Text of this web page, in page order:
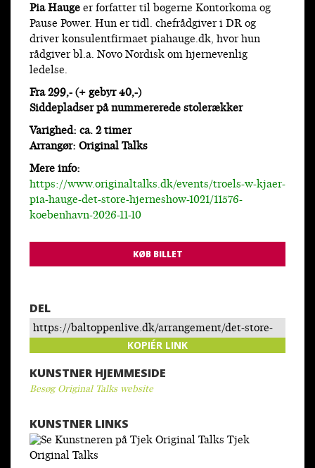
Pia Haugeer forfatter til bøgerne Kontorkoma og
Pause Power. Hun er tidl. chefrådgiver i DR og
driver konsulentfirmaet piahauge.dk, hvor hun
rådgiver bl.a. Novo Nordisk om hjernevenlig
ledelse.
Fra 299,- (+ gebyr 40,-)
Siddepladser på nummererede stolerækker
Varighed: ca. 2 timer
Arrangør: Original Talks
Mere info:
https://www.originaltalks.dk/events/troels-w-kjaer-
pia-hauge-det-store-hjerneshow-1021/11576-
koebenhavn-2026-11-10
KØB BILLET
DEL
https://baltoppenlive.dk/arrangement/det-store-
KOPIÉR LINK
KUNSTNER HJEMMESIDE
Besøg Original Talks website
KUNSTNER LINKS
Tjek
Original Talks